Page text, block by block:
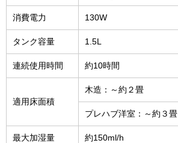
消費電力 130W
タンク容量 1.5L
連続使用時間 約10時間
適用床面積
木造：～約２畳
プレハブ洋室：～約３畳
最大加湿量 約150ml/h